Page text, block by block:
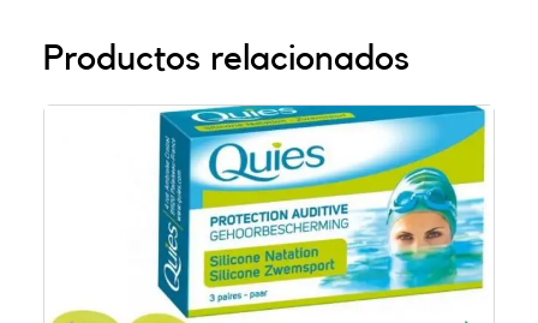
Productos relacionados